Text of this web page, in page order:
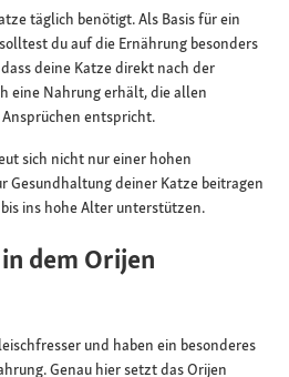
täglich benötigt. Als Basis für ein
du auf die Ernährung besonders
deine Katze direkt nach der
eine Nahrung erhält, die allen
entspricht.
sich nicht nur einer hohen
Gesundhaltung deiner Katze beitragen
ins hohe Alter unterstützen.
dem Orijen
und haben ein besonderes
Genau hier setzt das Orijen